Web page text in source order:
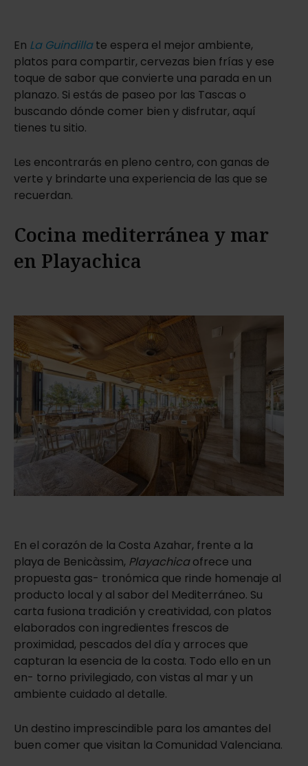
En La Guindilla te espera el mejor ambiente,
platos para compartir, cervezas bien frías y ese
toque de sabor que convierte una parada en un
planazo. Si estás de paseo por las Tascas o
buscando dónde comer bien y disfrutar, aquí
tienes tu sitio.
Les encontrarás en pleno centro, con ganas de
verte y brindarte una experiencia de las que se
recuerdan.
Cocina mediterránea y mar
en Playachica
En el corazón de la Costa Azahar, frente a la
playa de Benicàssim, Playachicaofrece una
propuesta gas- tronómica que rinde homenaje al
producto local y al sabor del Mediterráneo. Su
carta fusiona tradición y creatividad, con platos
elaborados con ingredientes frescos de
proximidad, pescados del día y arroces que
capturan la esencia de la costa. Todo ello en un
en- torno privilegiado, con vistas al mar y un
ambiente cuidado al detalle.
Un destino imprescindible para los amantes del
buen comer que visitan la Comunidad Valenciana.